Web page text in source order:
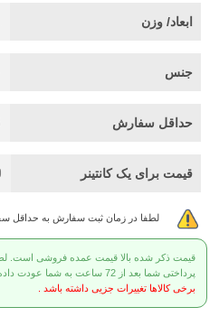
ابعاد/ وزن
جنس
حداقل سفارش
قیمت برای یک کانتینر
لطفا در زمان ثبت سفارش به حداقل
قیمت ذکر شده بالا قیمت عمده فروشی است.
پرداختی شما بعد از 72 ساعت به شما عودت داده خواهد شد.
برخی کالاها تغییرات جزیی داشته باشد .